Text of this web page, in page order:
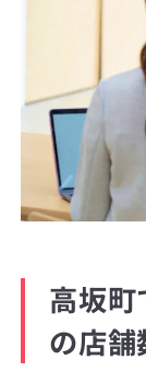
高坂
の店舗